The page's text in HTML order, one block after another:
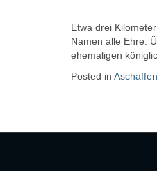
Etwa drei
Namen alle Ehre.
ehemaligen
Posted in